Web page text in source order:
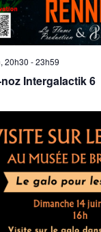
20h30 -23h59
Intergalactik 6